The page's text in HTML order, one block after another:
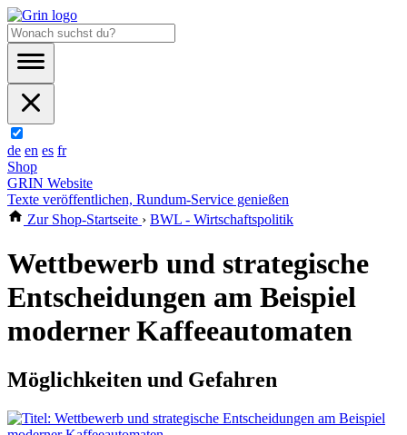
de en es fr
Shop
GRIN Website
Texte veröffentlichen, Rundum-Service genießen
Zur Shop-Startseite › BWL - Wirtschaftspolitik
Wettbewerb und strategische
Entscheidungen am Beispiel
moderner Kaffeeautomaten
Möglichkeiten und Gefahren